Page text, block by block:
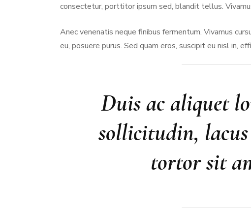
consectetur, porttitor ipsum sed, blandit tellus.
Anec venenatis neque finibus fermentum. Vivamus
eu, posuere purus. Sed quam eros, suscipit eu nisl in,
Duis ac aliquet
sollicitudin, lacus
tortor sit